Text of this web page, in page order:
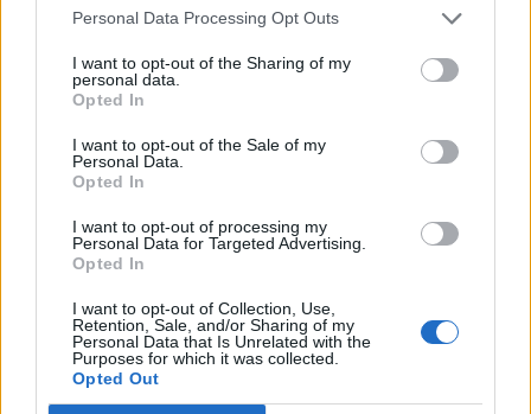
Personal Data Processing Opt Outs
I want to opt-out of the Sharing of my
personal data.
Opted In
I want to opt-out of the Sale of my
Personal Data.
Opted In
I want to opt-out of processing my
Personal Data for Targeted Advertising.
Opted In
I want to opt-out of Collection, Use,
Retention, Sale, and/or Sharing of my
Personal Data that Is Unrelated with the
Purposes for which it was collected.
Opted Out
Elaborazione sui bilanci depositati (Registro Imprese). Mediana per
Dove si trova
Indirizzo:Via Don L. Orione 196, 12042
Provincia:Cuneo
Regione:Piemonte